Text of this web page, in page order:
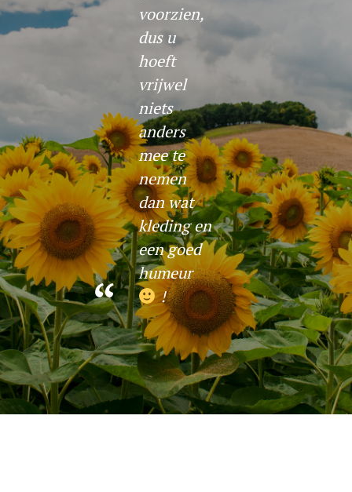
voorzien,
dus u
hoeft
vrijwel
niets
anders
mee te
nemen
dan wat
kleding en
een goed
humeur
!